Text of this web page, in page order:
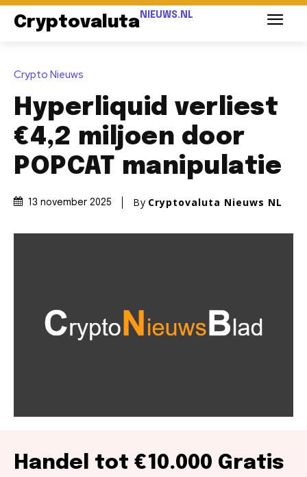
Cryptovaluta NIEUWS.NL
Crypto Nieuws
Hyperliquid verliest
€4,2 miljoen door
POPCAT manipulatie
13 november 2025 By Cryptovaluta Nieuws NL
Handel tot €10.000 Gratis